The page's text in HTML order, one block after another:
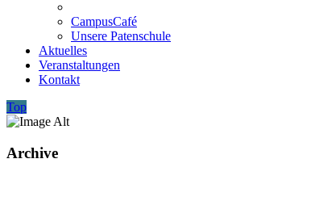
CampusCafé
Unsere Patenschule
Aktuelles
Veranstaltungen
Kontakt
Top
Archive